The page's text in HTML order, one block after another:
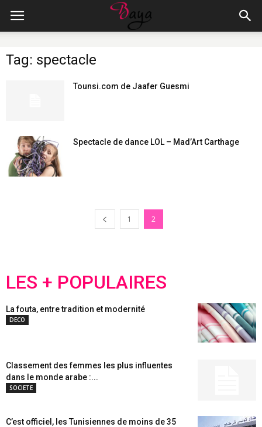
Tag: spectacle
Tounsi.com de Jaafer Guesmi
Spectacle de dance LOL – Mad’Art Carthage
1 2
LES + POPULAIRES
La fouta, entre tradition et modernité
DECO
Classement des femmes les plus influentes
dans le monde arabe :...
SOCIETE
C’est officiel, les Tunisiennes de moins de 35